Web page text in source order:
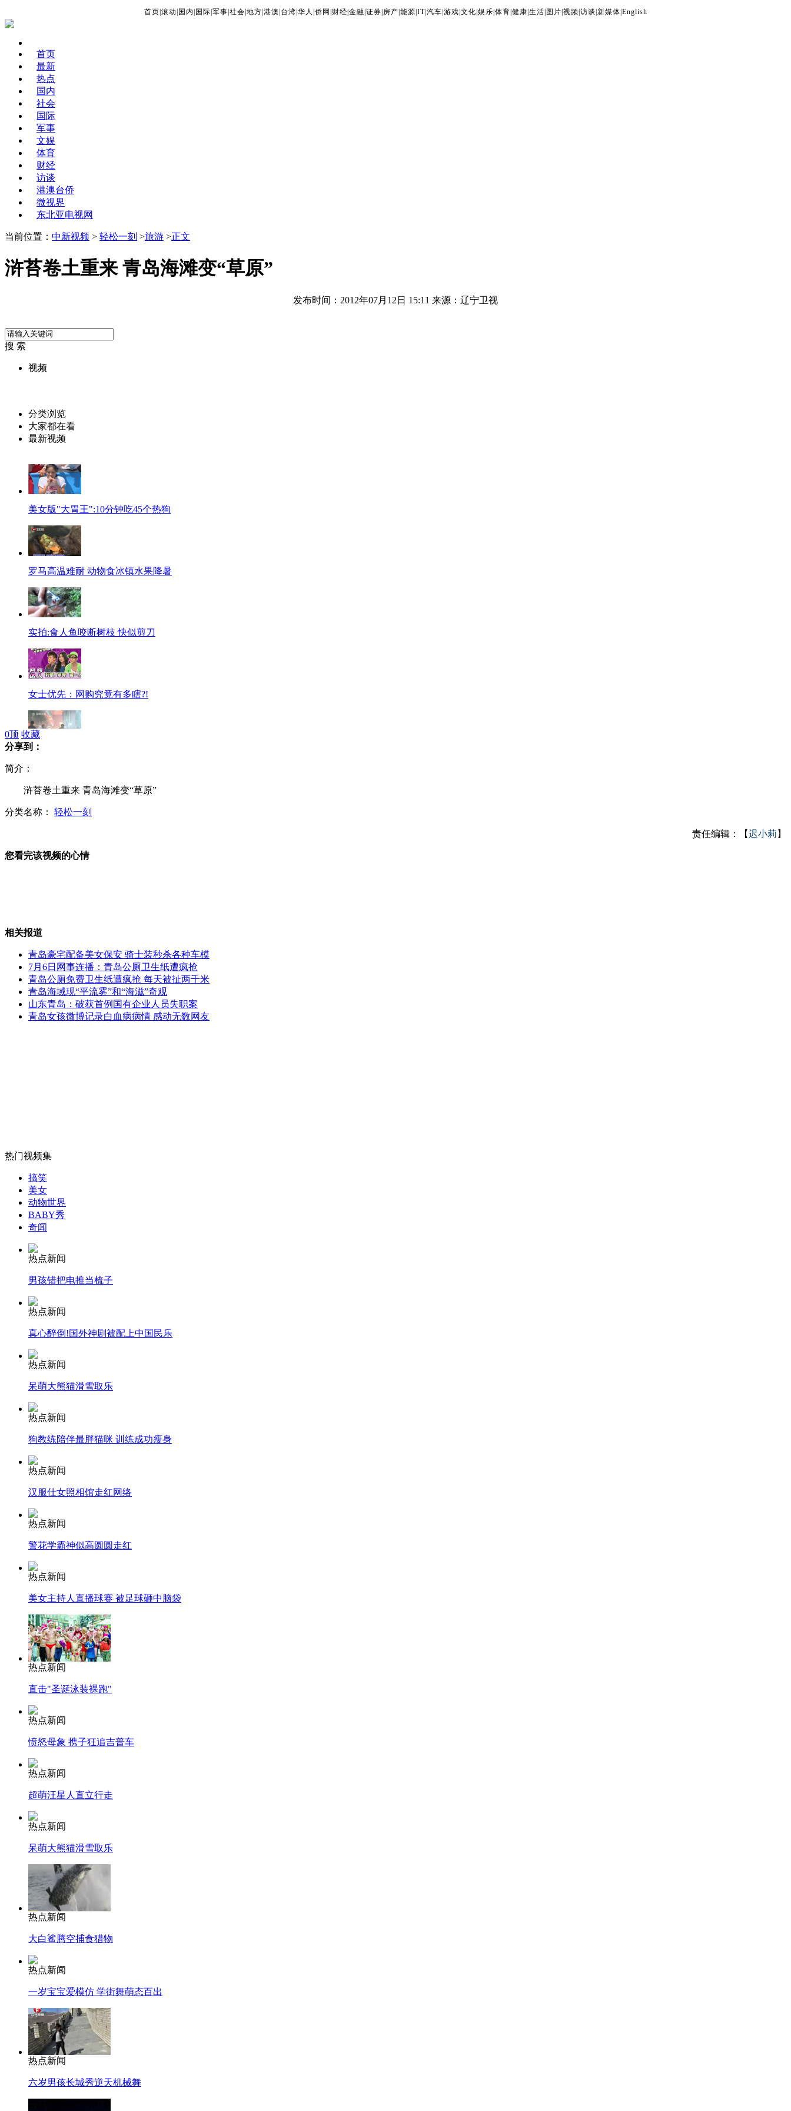
首页 滚动 国内 国际 军事 社会 地方 港澳 台湾 华人 侨网 财经 金融 证券 房产 能源 IT| 汽车 游戏 文化 娱乐 体育 健康 生活 图片 视频 访谈 新媒体 English
首页
最新
热点
国内
社会
国际
军事
文娱
体育
财经
访谈
港澳台侨
微视界
东北亚电视网
当前位置： 中新视频 > 轻松一刻 >旅游 >正文
浒苔卷土重来 青岛海滩变“草原”
发布时间：2012年07月12日 15:11 来源：辽宁卫视
搜 索
视频
分类浏览
大家都在看
最新视频
美女版"大胃王":10分钟吃45个热狗
罗马高温难耐 动物食冰镇水果降暑
实拍:食人鱼咬断树枝 快似剪刀
女士优先：网购究竟有多瞎?!
美国男子图谋炸毁五角大楼
西藏空姐起点高门槛也高
孙俪“教子有方” 力挺老公邓超
无痛分娩是否安全 医生回应
外交部：反对强权政治霸凌主义
外交部：有关国家言论片面不公正
安徽一实载49人客车翻车
走！跟着总书记去植树
消防员救轻生者
纽约上演“枕头大战”
司机酒驾遇交警 急速倒车逃窜
0顶 收藏
分享到：
简介：
浒苔卷土重来 青岛海滩变“草原”
分类名称： 轻松一刻
责任编辑：【迟小莉 】
您看完该视频的心情
相关报道
青岛豪宅配备美女保安 骑士装秒杀各种车模
7月6日网事连播：青岛公厕卫生纸遭疯抢
青岛公厕免费卫生纸遭疯抢 每天被扯两千米
青岛海域现“平流雾”和“海滋”奇观
山东青岛：破获首例国有企业人员失职案
青岛女孩微博记录白血病病情 感动无数网友
热门视频集
搞笑
美女
动物世界
BABY秀
奇闻
热点新闻
男孩错把电推当梳子
热点新闻
真心醉倒!国外神剧被配上中国民乐
热点新闻
呆萌大熊猫滑雪取乐
热点新闻
狗教练陪伴最胖猫咪 训练成功瘦身
热点新闻
汉服仕女照相馆走红网络
热点新闻
警花学霸神似高圆圆走红
热点新闻
美女主持人直播球赛 被足球砸中脑袋
热点新闻
直击"圣诞泳装裸跑"
热点新闻
愤怒母象 携子狂追吉普车
热点新闻
超萌汪星人直立行走
热点新闻
呆萌大熊猫滑雪取乐
热点新闻
大白鲨腾空捕食猎物
热点新闻
一岁宝宝爱模仿 学街舞萌态百出
热点新闻
六岁男孩长城秀逆天机械舞